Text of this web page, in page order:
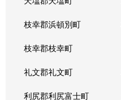
枝幸郡浜頓別町
枝幸郡枝幸町
礼文郡礼文町
利尻郡利尻富士町